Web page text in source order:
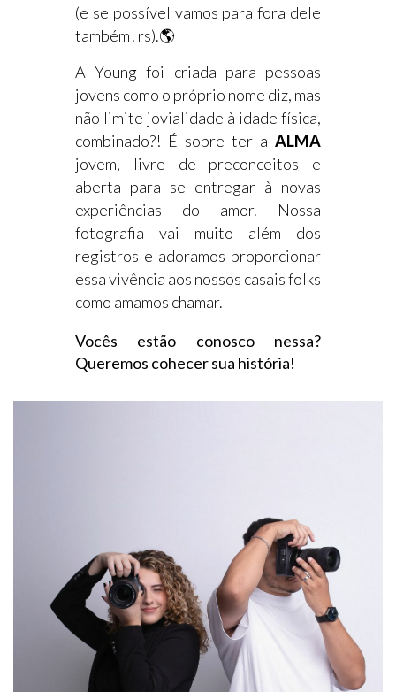
(e se possível vamos para fora dele
também! rs).🌎
A Young foi criada para pessoas
jovens como o próprio nome diz, mas
não limite jovialidade à idade física,
combinado?! É sobre ter a ALMA
jovem, livre de preconceitos e
aberta para se entregar à novas
experiências do amor. Nossa
fotografia vai muito além dos
registros e adoramos proporcionar
essa vivência aos nossos casais folks
como amamos chamar.
Vocês estão conosco nessa?
Queremos cohecer sua história!